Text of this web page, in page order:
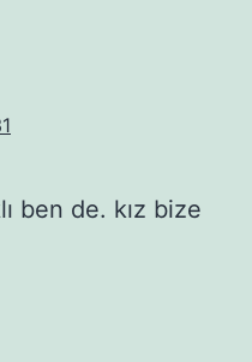
ben de. kız bize